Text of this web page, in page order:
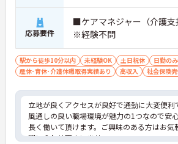
応募要件
■ケアマネジャー（介護支
※経験不問
駅から徒歩10分以内 未経験OK 土日祝休
日勤のみ
産休･育休･介護休暇取得実績あり
高収入 社会保険
立地が良くアクセスが良好で通勤に大変便利
風通しの良い職場環境が魅力の1つなので安
長く働いて頂けます。ご興味のある方はお気
問い合わせ下さいませ。